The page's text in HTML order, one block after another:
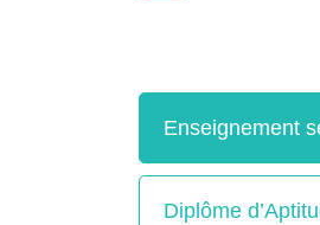
Enseignement
Diplôme